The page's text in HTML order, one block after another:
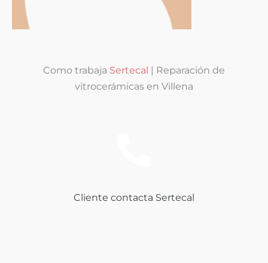
Como trabaja Sertecal | Reparación de
vitrocerámicas en Villena
Cliente contacta Sertecal